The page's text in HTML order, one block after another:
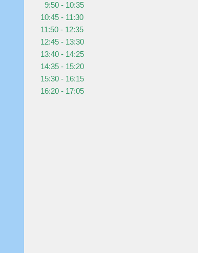
9:50 - 10:35
10:45 - 11:30
11:50 - 12:35
12:45 - 13:30
13:40 - 14:25
14:35 - 15:20
15:30 - 16:15
16:20 - 17:05